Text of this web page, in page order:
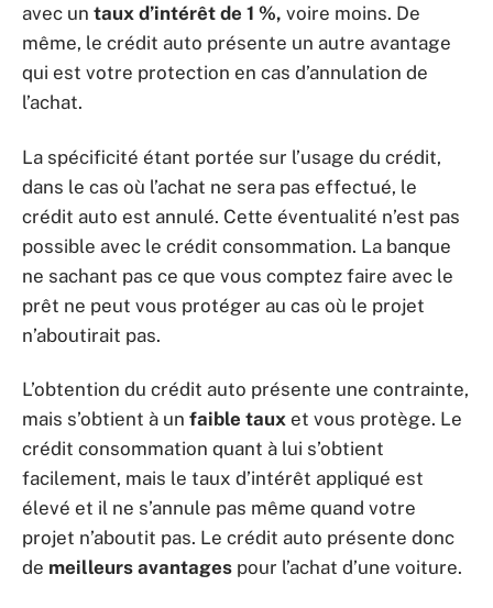
avec un taux d’intérêt de 1 %, voire moins. De
même, le crédit auto présente un autre avantage
qui est votre protection en cas d’annulation de
l’achat.
La spécificité étant portée sur l’usage du crédit,
dans le cas où l’achat ne sera pas effectué, le
crédit auto est annulé. Cette éventualité n’est pas
possible avec le crédit consommation. La banque
ne sachant pas ce que vous comptez faire avec le
prêt ne peut vous protéger au cas où le projet
n’aboutirait pas.
L’obtention du crédit auto présente une contrainte,
mais s’obtient à un faible taux et vous protège. Le
crédit consommation quant à lui s’obtient
facilement, mais le taux d’intérêt appliqué est
élevé et il ne s’annule pas même quand votre
projet n’aboutit pas. Le crédit auto présente donc
de meilleurs avantages pour l’achat d’une voiture.